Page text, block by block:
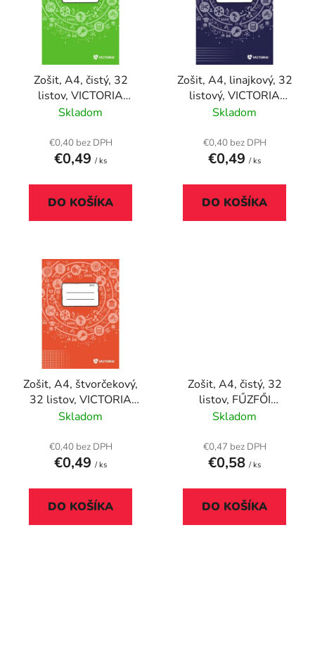
Zošit, A4, čistý, 32
listov, VICTORIA
PAPER Circle "80-32"
Skladom
€0,40 bez DPH
€0,49 / ks
DO KOŠÍKA
Zošit, A4, linajkový, 32
listový, VICTORIA
PAPER Circle "81-32"
Skladom
€0,40 bez DPH
€0,49 / ks
DO KOŠÍKA
Zošit, A4, štvorčekový,
32 listov, VICTORIA
PAPER Circle "87-32"
Skladom
€0,40 bez DPH
€0,49 / ks
DO KOŠÍKA
Zošit, A4, čistý, 32
listov, FŰZFŐI
Harmónia "80-32"
Skladom
€0,47 bez DPH
€0,58 / ks
DO KOŠÍKA